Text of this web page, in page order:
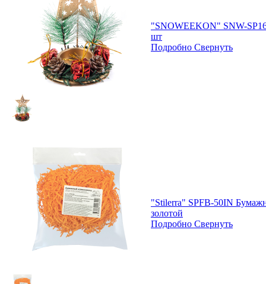
"SNOWEEKON" SNW-
шт
Подробно Свернуть
"Stilerra" SPFB-50IN
золотой
Подробно Свернуть